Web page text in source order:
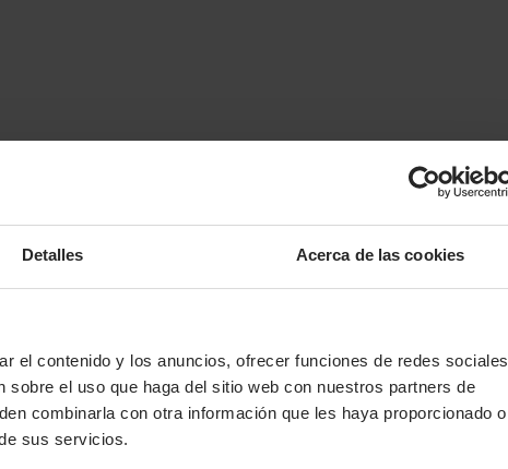
Detalles Acerca de las cookies
el contenido y los anuncios, ofrecer funciones de redes sociales
el uso que haga del sitio web con nuestros partners de
combinarla con otra información que les haya proporcionado o
sus servicios.